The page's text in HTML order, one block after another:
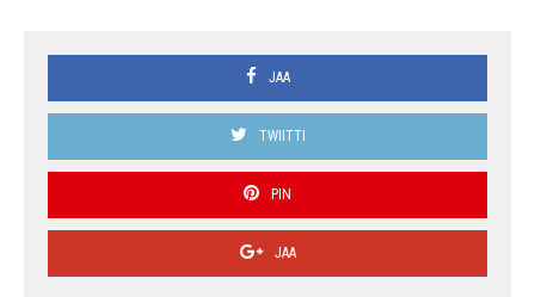
JAA
TWIITTI
PIN
JAA